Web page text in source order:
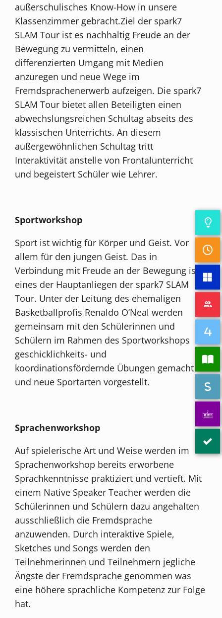
außerschulisches Know-How in unsere
Klassenzimmer gebracht.Ziel der spark7
SLAM Tour ist es nachhaltig Freude an der
Bewegung zu vermitteln, einen
differenzierten Umgang mit Medien
anzuregen und neue Wege im
Fremdsprachenerwerb aufzeigen. Die spark7
SLAM Tour bietet allen Beteiligten einen
abwechslungsreichen Schultag abseits des
klassischen Unterrichts. An diesem
außergewöhnlichen Schultag tritt
Interaktivität anstelle von Frontalunterricht
und begeistert Schüler wie Lehrer.
Sportworkshop
Sport ist wichtig für Körper und Geist. Vor
allem für den jungen Geist. Das in
Verbindung mit Freude an der Bewegung ist
eines der Hauptanliegen der spark7 SLAM
Tour. Unter der Leitung des ehemaligen
Basketballprofis Renaldo O‘Neal werden
gemeinsam mit den Schülerinnen und
Schülern im Rahmen des Sportworkshops
geschicklichkeits- und
koordinationsfördernde Übungen gemacht
und neue Sportarten vorgestellt.
Sprachenworkshop
Auf spielerische Art und Weise werden im
Sprachenworkshop bereits erworbene
Sprachkenntnisse praktiziert und vertieft. Mit
einem Native Speaker Teacher werden die
Schülerinnen und Schülern dazu angehalten
ausschließlich die Fremdsprache
anzuwenden. Durch interaktive Spiele,
Sketches und Songs werden den
Teilnehmerinnen und Teilnehmern jegliche
Ängste der Fremdsprache genommen was
eine höhere sprachliche Kompetenz zur Folge
hat.